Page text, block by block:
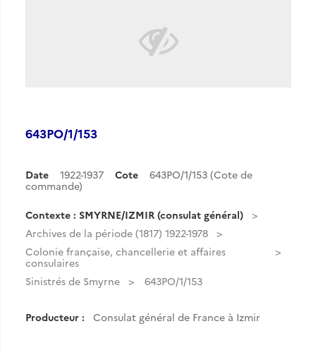
643PO/1/153
Date 1922-1937 Cote
643PO/1/153 (Cote de
commande)
Contexte : SMYRNE/IZMIR (consulat général)
Archives de la période (1817) 1922-1978
Colonie française, chancellerie et affaires
consulaires
Sinistrés de Smyrne
643PO/1/153
Producteur : Consulat général de France à Izmir